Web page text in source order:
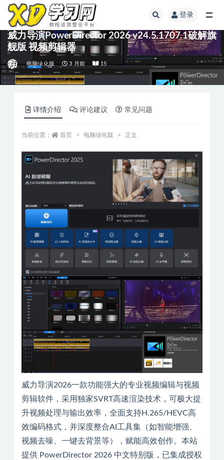
登录
威力导演PowerDirector 2026 v24.5.1707.1破解旗
舰版 视频剪辑器
电脑绿化版 3 月前 15
详情介绍 评论建议 常见问题
当前位置： 首页 电脑绿化版 正文
威力导演2026一款功能强大的专业视频编辑与视频
剪辑软件，采用独家SVRT高速渲染技术，可极大提
升视频处理与输出效率，全面支持H.265/HEVC高
效编码格式，并深度整合AI工具集（如智能增强、
视频去噪、一键去背景等），赋能高效创作。本站
提供 PowerDirector 2026 中文特别版，已集成授权